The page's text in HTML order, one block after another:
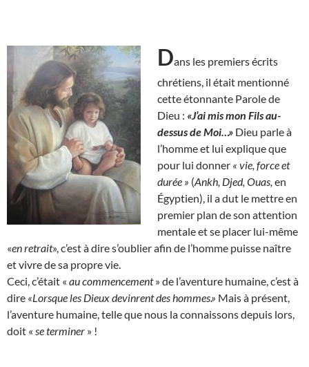
Dans les premiers écrits
chrétiens, il était mentionné
cette étonnante Parole de
Dieu : «J’ai mis mon Fils au-
dessus de Moi…» Dieu parle à
l’homme et lui explique que
pour lui donner « vie, force et
durée » (Ankh, Djed, Ouas, en
Égyptien), il a dut le mettre en
premier plan de son attention
mentale et se placer lui-même
«en retrait», c’est à dire s’oublier afin de l’homme puisse naître
et vivre de sa propre vie.
Ceci, c’était « au commencement» de l’aventure humaine, c’est à
dire «Lorsque les Dieux devinrent des hommes.» Mais à présent,
l’aventure humaine, telle que nous la connaissons depuis lors,
doit « se terminer » !